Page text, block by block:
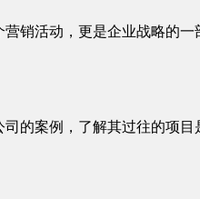
销活动，更是企业战略的
的案例，了解其过往的项